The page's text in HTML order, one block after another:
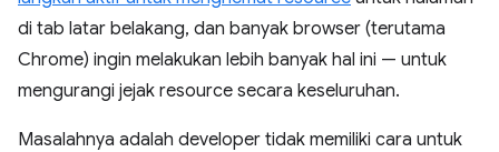
di tab latar belakang, dan banyak browser (terutama
Chrome) ingin melakukan lebih banyak hal ini — untuk
mengurangi jejak resource secara keseluruhan.
Masalahnya adalah developer tidak memiliki cara untuk